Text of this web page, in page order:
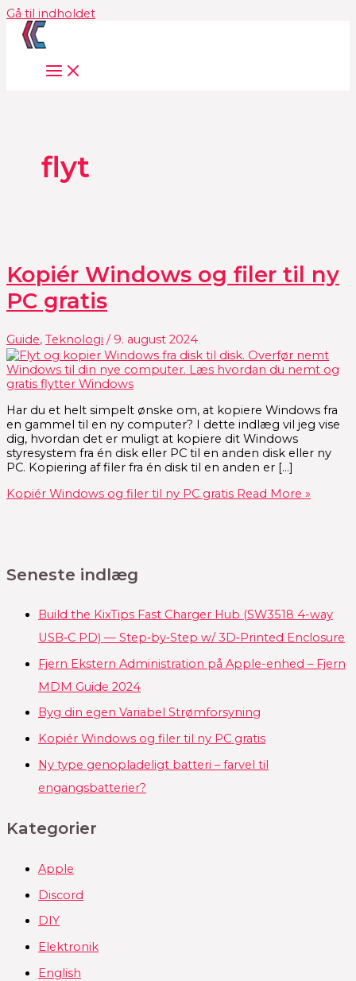
Gå til indholdet
flyt
Kopiér Windows og filer til ny
PC gratis
Guide, Teknologi / 9. august 2024
Har du et helt simpelt ønske om, at kopiere Windows fra
en gammel til en ny computer? I dette indlæg vil jeg vise
dig, hvordan det er muligt at kopiere dit Windows
styresystem fra én disk eller PC til en anden disk eller ny
PC. Kopiering af filer fra én disk til en anden er […]
Kopiér Windows og filer til ny PC gratis Read More »
Seneste indlæg
Build the KixTips Fast Charger Hub (SW3518 4-way
USB‑C PD) — Step‑by‑Step w/ 3D‑Printed Enclosure
Fjern Ekstern Administration på Apple-enhed – Fjern
MDM Guide 2024
Byg din egen Variabel Strømforsyning
Kopiér Windows og filer til ny PC gratis
Ny type genopladeligt batteri – farvel til
engangsbatterier?
Kategorier
Apple
Discord
DIY
Elektronik
English